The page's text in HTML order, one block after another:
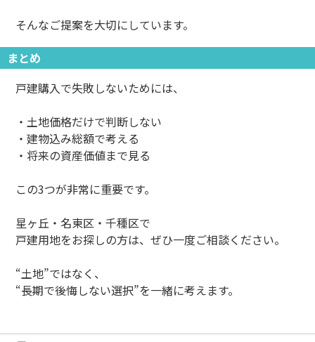
そんなご提案を大切にしています。
まとめ
戸建購入で失敗しないためには、
・土地価格だけで判断しない
・建物込み総額で考える
・将来の資産価値まで見る
この3つが非常に重要です。
星ヶ丘・名東区・千種区で
戸建用地をお探しの方は、ぜひ一度ご相談ください。
“土地”ではなく、
“長期で後悔しない選択”を一緒に考えます。